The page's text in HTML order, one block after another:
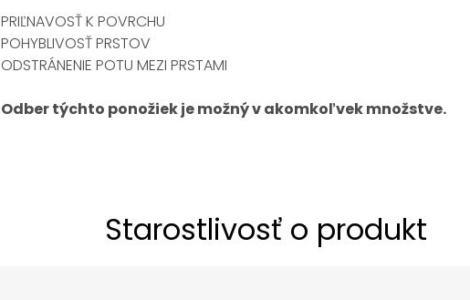
PRIĽNAVOSŤ K POVRCHU
POHYBLIVOSŤ PRSTOV
ODSTRÁNENIE POTU MEZI PRSTAMI
Odber týchto ponožiek je možný v akomkoľvek množstve.
Starostlivosť o produkt